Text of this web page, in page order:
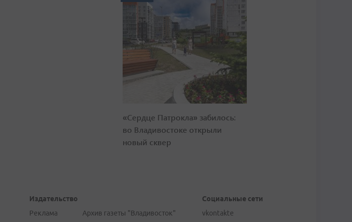
«Сердце Патрокла» забилось:
во Владивостоке открыли
новый сквер
Издательство
Реклама
Архив газеты "Владивосток"
Социальные сети
vkontakte